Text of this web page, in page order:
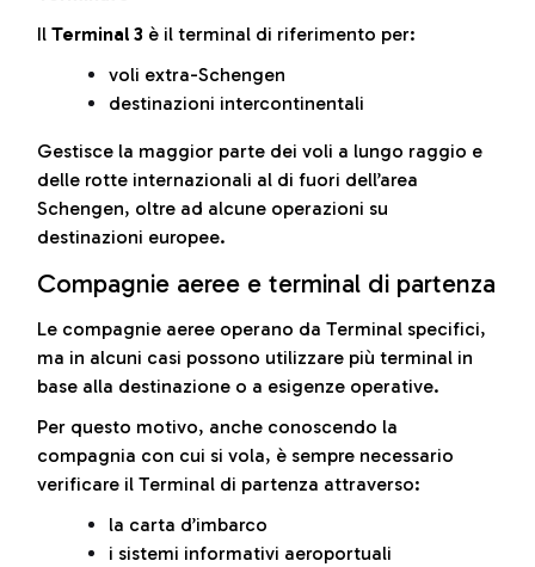
Il Terminal 3 è il terminal di riferimento per:
voli extra-Schengen
destinazioni intercontinentali
Gestisce la maggior parte dei voli a lungo raggio e
delle rotte internazionali al di fuori dell’area
Schengen, oltre ad alcune operazioni su
destinazioni europee.
Compagnie aeree e terminal di partenza
Le compagnie aeree operano da Terminal specifici,
ma in alcuni casi possono utilizzare più terminal in
base alla destinazione o a esigenze operative.
Per questo motivo, anche conoscendo la
compagnia con cui si vola, è sempre necessario
verificare il Terminal di partenza attraverso:
la carta d’imbarco
i sistemi informativi aeroportuali